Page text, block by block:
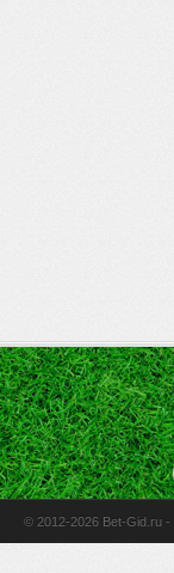
© 2012-2026 Bet-Gid.ru -